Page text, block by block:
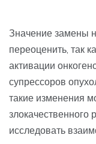
Значение замены
переоценить, так
активации
супрессоров
такие изменения
злокачественного
исследовать